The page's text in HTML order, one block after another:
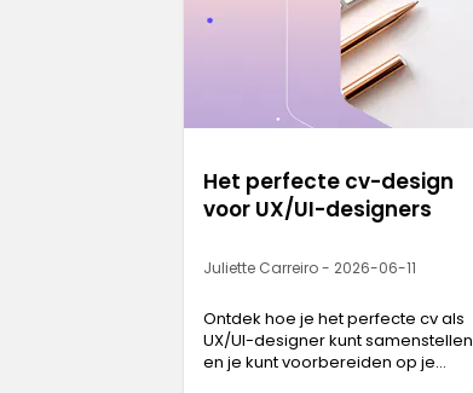
Het perfecte cv-design
voor UX/UI-designers
Juliette Carreiro - 2026-06-11
Ontdek hoe je het perfecte cv als
UX/UI-designer kunt samenstellen
en je kunt voorbereiden op je